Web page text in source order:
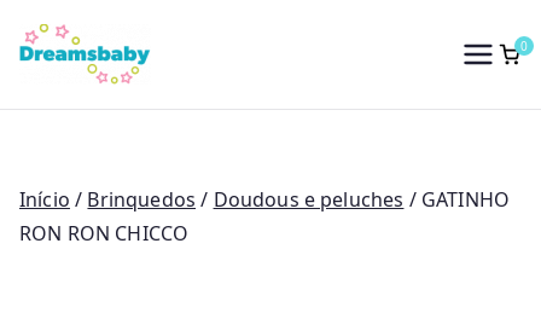
para
conteúdo
Dreams Baby
0
Início / Brinquedos / Doudous e peluches / GATINHO
RON RON CHICCO